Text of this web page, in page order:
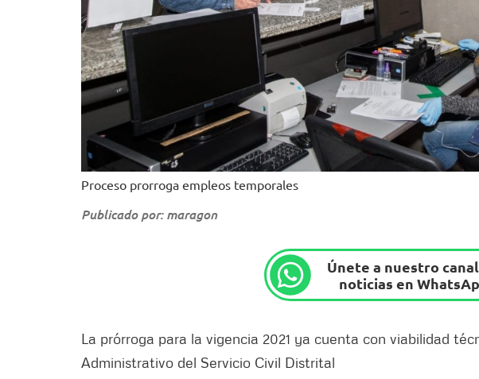
Proceso prorroga empleos temporales
Publicado por: maragon
Únete a nuestro
noticias en
La prórroga para la vigencia 2021 ya cuenta con viabilidad
Administrativo del Servicio Civil Distrital